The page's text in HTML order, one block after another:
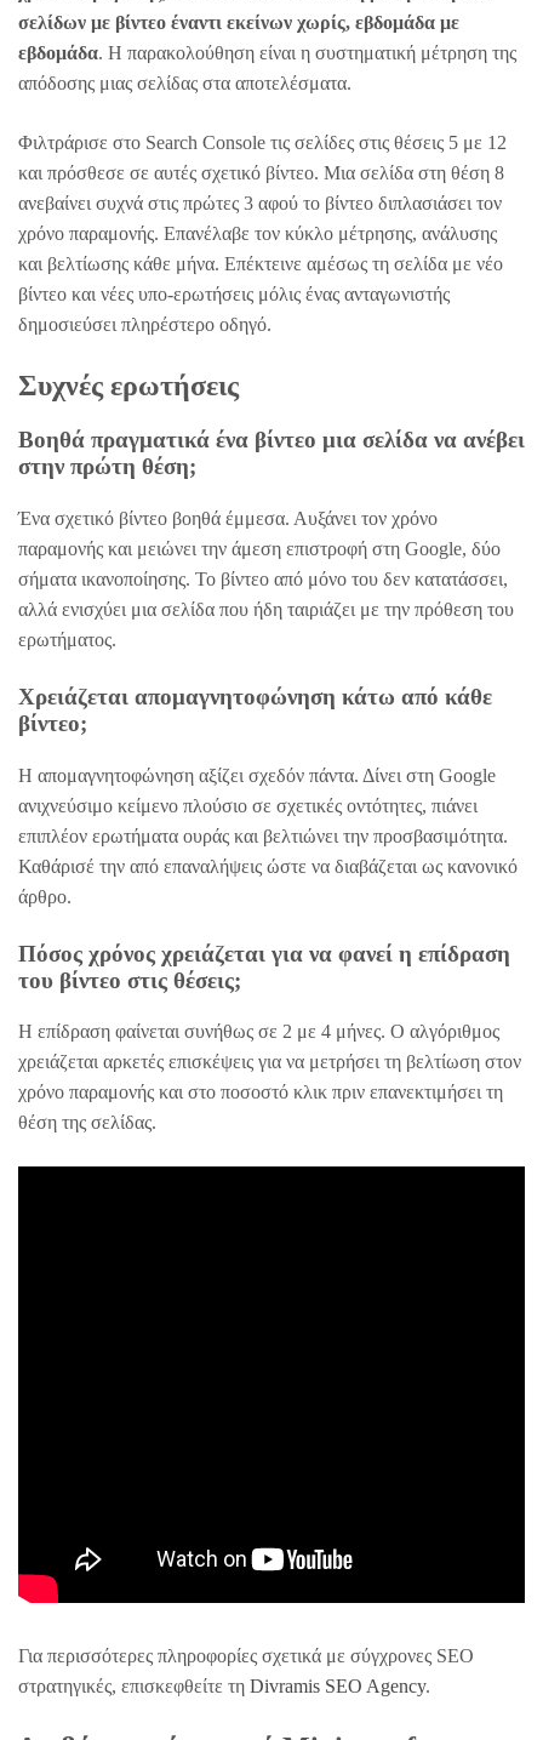
σελίδων με βίντεο έναντι εκείνων χωρίς, εβδομάδα με
εβδομάδα. Η παρακολούθηση είναι η συστηματική μέτρηση της
απόδοσης μιας σελίδας στα αποτελέσματα.
Φιλτράρισε στο Search Console τις σελίδες στις θέσεις 5 με 12
και πρόσθεσε σε αυτές σχετικό βίντεο. Μια σελίδα στη θέση 8
ανεβαίνει συχνά στις πρώτες 3 αφού το βίντεο διπλασιάσει τον
χρόνο παραμονής. Επανέλαβε τον κύκλο μέτρησης, ανάλυσης
και βελτίωσης κάθε μήνα. Επέκτεινε αμέσως τη σελίδα με νέο
βίντεο και νέες υπο-ερωτήσεις μόλις ένας ανταγωνιστής
δημοσιεύσει πληρέστερο οδηγό.
Συχνές ερωτήσεις
Βοηθά πραγματικά ένα βίντεο μια σελίδα να ανέβει
στην πρώτη θέση;
Ένα σχετικό βίντεο βοηθά έμμεσα. Αυξάνει τον χρόνο
παραμονής και μειώνει την άμεση επιστροφή στη Google, δύο
σήματα ικανοποίησης. Το βίντεο από μόνο του δεν κατατάσσει,
αλλά ενισχύει μια σελίδα που ήδη ταιριάζει με την πρόθεση του
ερωτήματος.
Χρειάζεται απομαγνητοφώνηση κάτω από κάθε
βίντεο;
Η απομαγνητοφώνηση αξίζει σχεδόν πάντα. Δίνει στη Google
ανιχνεύσιμο κείμενο πλούσιο σε σχετικές οντότητες, πιάνει
επιπλέον ερωτήματα ουράς και βελτιώνει την προσβασιμότητα.
Καθάρισέ την από επαναλήψεις ώστε να διαβάζεται ως κανονικό
άρθρο.
Πόσος χρόνος χρειάζεται για να φανεί η επίδραση
του βίντεο στις θέσεις;
Η επίδραση φαίνεται συνήθως σε 2 με 4 μήνες. Ο αλγόριθμος
χρειάζεται αρκετές επισκέψεις για να μετρήσει τη βελτίωση στον
χρόνο παραμονής και στο ποσοστό κλικ πριν επανεκτιμήσει τη
θέση της σελίδας.
Για περισσότερες πληροφορίες σχετικά με σύγχρονες SEO
στρατηγικές, επισκεφθείτε τη Divramis SEO Agency.